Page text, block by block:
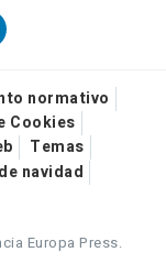
normativo
Cookies
Temas
navidad
Europa Press.